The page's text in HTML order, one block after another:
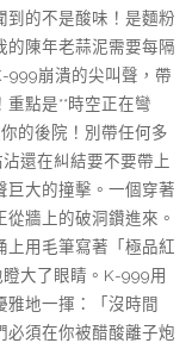
到的不是酸味！是麵粉
的陳年老蒜泥需要每隔
999崩潰的尖叫聲，帶
點是**時空正在彎
的後院！別帶任何多
還在糾結要不要帶上
巨大的撞擊。一個穿著
牆上的破洞鑽進來。
上用毛筆寫著「極品紅
大了眼睛。K-999用
雅地一揮：「沒時間
必須在你被醋酸離子炮